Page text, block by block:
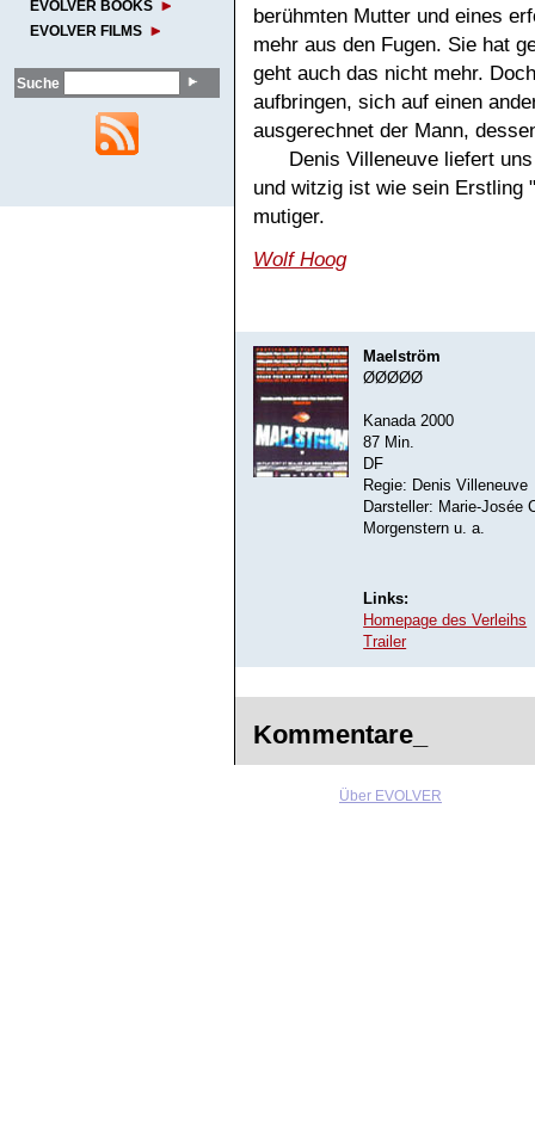
EVOLVER BOOKS
EVOLVER FILMS
Suche
berühmten Mutter und eines
mehr aus den Fugen. Sie hat
geht auch das nicht mehr.
aufbringen, sich auf einen
ausgerechnet der Mann,
Denis Villeneuve liefert
und witzig ist wie sein Erstling
mutiger.
Wolf Hoog
Maelström
ØØØØØ
Kanada 2000
87 Min.
DF
Regie: Denis Villeneuve
Darsteller: Marie-Josée
Morgenstern u. a.
Links:
Homepage des Verleihs
Trailer
Kommentare_
Über EVOLVER